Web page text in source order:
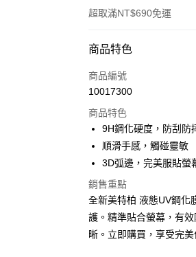
超取滿NT$690免運
付款方式
信用卡一次付款
LINE Pay
Apple Pay
悠遊付
商品特色
商品編號
10017300
商品特色
9H鋼化硬度，防刮防
順滑手感，觸碰靈敏
3D弧邊，完美服貼螢
銷售重點
全新美特柏 液態UV鋼化
護。精準貼合螢幕，有
晰。立即購買，享受完美